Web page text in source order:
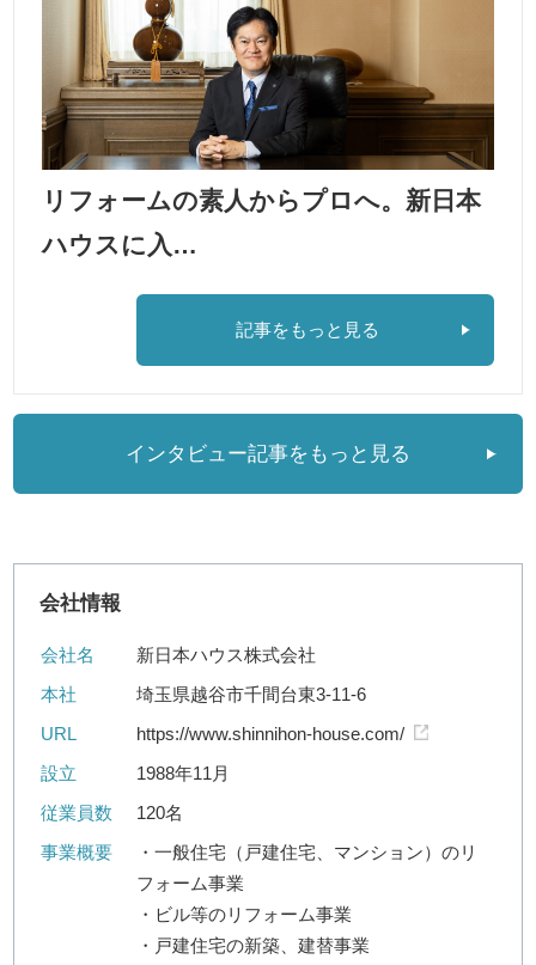
リフォームの素人からプロへ。新日本
ハウスに入…
記事をもっと見る
インタビュー記事をもっと見る
会社情報
会社名
新日本ハウス株式会社
本社
埼玉県越谷市千間台東3-11-6
URL
https://www.shinnihon-house.com/
設立
1988年11月
従業員数
120名
事業概要
・一般住宅（戸建住宅、マンション）のリ
フォーム事業
・ビル等のリフォーム事業
・戸建住宅の新築、建替事業